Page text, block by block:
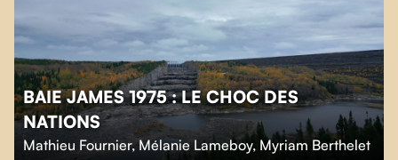
BAIE JAMES 1975 : LE CHOC DES
NATIONS
Mathieu Fournier,Mélanie Lameboy, Myriam Berthelet